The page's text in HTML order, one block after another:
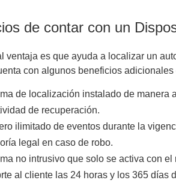
de contar con un
ventaja es que ayuda a localizar un
con algunos beneficios adicionales
de localización instalado de manera
de recuperación.
ilimitado de eventos durante la
legal en caso de robo.
no intrusivo que solo se activa con el
al cliente las 24 horas y los 365 días